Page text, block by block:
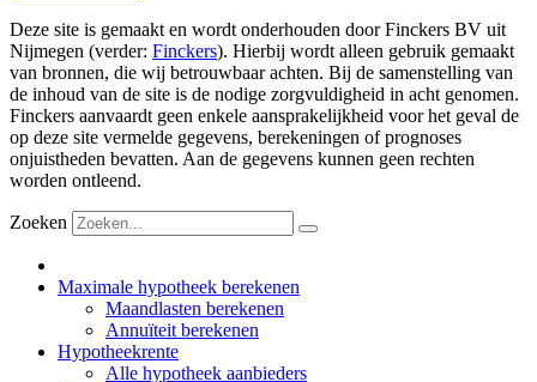
Deze site is gemaakt en wordt onderhouden door Finckers BV uit
Nijmegen (verder: Finckers). Hierbij wordt alleen gebruik gemaakt
van bronnen, die wij betrouwbaar achten. Bij de samenstelling van
de inhoud van de site is de nodige zorgvuldigheid in acht genomen.
Finckers aanvaardt geen enkele aansprakelijkheid voor het geval de
op deze site vermelde gegevens, berekeningen of prognoses
onjuistheden bevatten. Aan de gegevens kunnen geen rechten
worden ontleend.
Zoeken
Maximale hypotheek berekenen
Maandlasten berekenen
Annuïteit berekenen
Hypotheekrente
Alle hypotheek aanbieders